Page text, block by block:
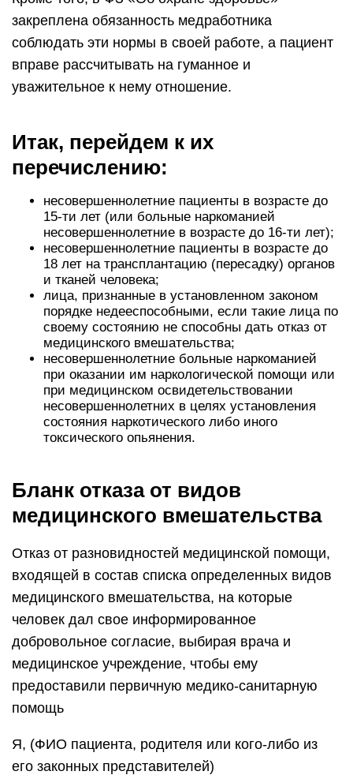
закреплена обязанность медработника
соблюдать эти нормы в своей работе, а пациент
вправе рассчитывать на гуманное и
уважительное к нему отношение.
Итак, перейдем к их
перечислению:
несовершеннолетние пациенты в возрасте до
15-ти лет (или больные наркоманией
несовершеннолетние в возрасте до 16-ти лет);
несовершеннолетние пациенты в возрасте до
18 лет на трансплантацию (пересадку) органов
и тканей человека;
лица, признанные в установленном законом
порядке недееспособными, если такие лица по
своему состоянию не способны дать отказ от
медицинского вмешательства;
несовершеннолетние больные наркоманией
при оказании им наркологической помощи или
при медицинском освидетельствовании
несовершеннолетних в целях установления
состояния наркотического либо иного
токсического опьянения.
Бланк отказа от видов
медицинского вмешательства
Отказ от разновидностей медицинской помощи,
входящей в состав списка определенных видов
медицинского вмешательства, на которые
человек дал свое информированное
добровольное согласие, выбирая врача и
медицинское учреждение, чтобы ему
предоставили первичную медико-санитарную
помощь
Я, (ФИО пациента, родителя или кого-либо из
его законных представителей)